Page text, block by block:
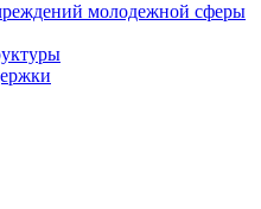
молодежной сферы